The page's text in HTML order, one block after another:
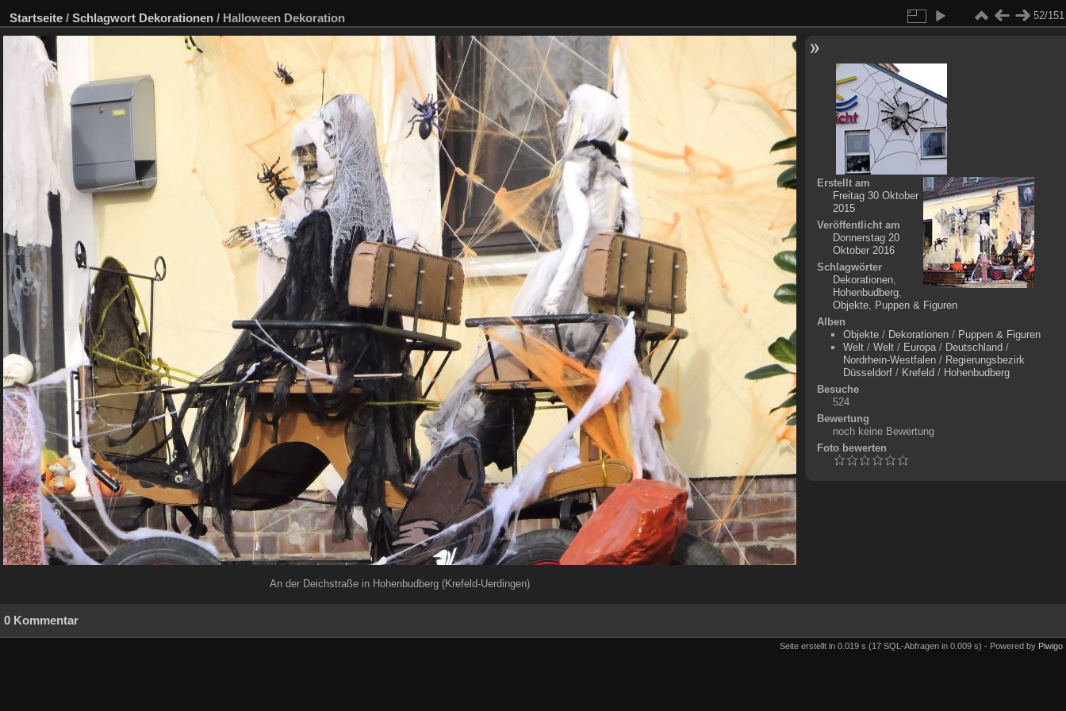
Startseite / Schlagwort Dekorationen / Halloween Dekoration 52/151
An der Deichstraße in Hohenbudberg (Krefeld-Uerdingen)
Erstellt am
Freitag 30 Oktober
2015
Veröffentlicht am
Donnerstag 20
Oktober 2016
Schlagwörter
Dekorationen,
Hohenbudberg,
Objekte, Puppen & Figuren
Alben
Objekte/ Dekorationen/ Puppen & Figuren
Welt/ Welt/ Europa/ Deutschland /
Nordrhein-Westfalen/ Regierungsbezirk
Düsseldorf/ Krefeld / Hohenbudberg
Besuche
524
Bewertung
noch keine Bewertung
Foto bewerten
0 Kommentar
Seite erstellt in 0.019 s (17 SQL-Abfragen in 0.009 s) - Powered by Piwigo